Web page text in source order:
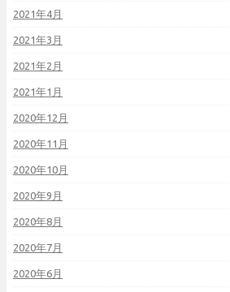
2021年4月
2021年3月
2021年2月
2021年1月
2020年12月
2020年11月
2020年10月
2020年9月
2020年8月
2020年7月
2020年6月